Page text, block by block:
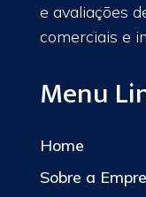
e avaliações
comerciais e
Menu
Home
Sobre a